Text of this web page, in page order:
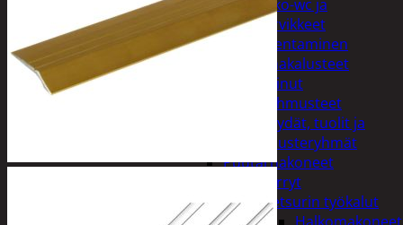
Ulko-wc ja
tarvikkeet
Piharakentaminen
Puutarhakalusteet
Keinut
Pehmusteet
Pöydät, tuolit ja
kalusteryhmät
Puutarhakoneet
Kärryt
Metsurin työkalut